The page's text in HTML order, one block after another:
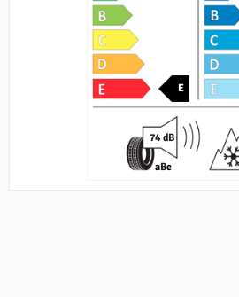
E
74 dB
aBc